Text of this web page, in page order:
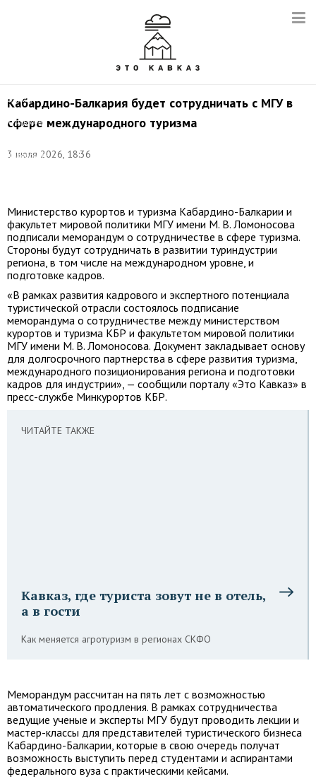
Кабардино-Балкария будет сотрудничать с МГУ в
сфере международного туризма
3 июля 2026, 18:36
служба
Министерства
курортов
Кабардино-
Министерство курортов и туризма Кабардино-Балкарии и
факультет мировой политики МГУ имени М. В. Ломоносова
подписали меморандум о сотрудничестве в сфере туризма.
Стороны будут сотрудничать в развитии туриндустрии
региона, в том числе на международном уровне, и
подготовке кадров.
«В рамках развития кадрового и экспертного потенциала
туристической отрасли состоялось подписание
меморандума о сотрудничестве между министерством
курортов и туризма КБР и факультетом мировой политики
МГУ имени М. В. Ломоносова. Документ закладывает основу
для долгосрочного партнерства в сфере развития туризма,
международного позиционирования региона и подготовки
кадров для индустрии», — сообщили порталу «Это Кавказ» в
пресс-службе Минкурортов КБР.
ЧИТАЙТЕ ТАКЖЕ
Кавказ, где туриста зовут не в отель,
а в гости
Как меняется агротуризм в регионах СКФО
Меморандум рассчитан на пять лет с возможностью
автоматического продления. В рамках сотрудничества
ведущие ученые и эксперты МГУ будут проводить лекции и
мастер-классы для представителей туристического бизнеса
Кабардино-Балкарии, которые в свою очередь получат
возможность выступить перед студентами и аспирантами
федерального вуза с практическими кейсами.